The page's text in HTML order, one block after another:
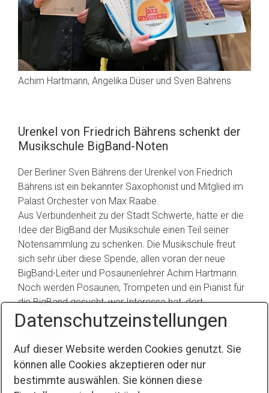
Achim Hartmann, Angelika Düser und Sven Bährens
Urenkel von Friedrich Bährens schenkt der
Musikschule BigBand-Noten
Der Berliner Sven Bährens der Urenkel von Friedrich
Bährens ist ein bekannter Saxophonist und Mitglied im
Palast Orchester von Max Raabe.
Aus Verbundenheit zu der Stadt Schwerte, hatte er die
Idee der BigBand der Musikschule einen Teil seiner
Notensammlung zu schenken. Die Musikschule freut
sich sehr über diese Spende, allen voran der neue
BigBand-Leiter und Posaunenlehrer Achim Hartmann.
Noch werden Posaunen, Trompeten und ein Pianist für
die BigBand gesucht, wer Interesse hat, dort
mitzuspielen, meldet sich gerne unter der
Telefonnummer 02304 104842 im Büro der
Musikschule.
Datenschutzeinstellungen
Auf dieser Website werden Cookies genutzt. Sie
können alle Cookies akzeptieren oder nur
bestimmte auswählen. Sie können diese